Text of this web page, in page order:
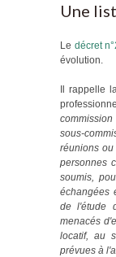
Une
Le décret
évolution.
Il rappelle
sous-
réunions
personnes
soumis,
échangées
de l'étude
menacés
locatif, au
prévues à